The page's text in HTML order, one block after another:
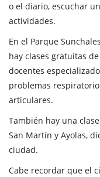
o el diario, escuchar
actividades.
En el Parque
hay clases gratuitas
docentes
problemas
articulares.
También hay una
San Martín y Ayolas,
ciudad.
Cabe recordar que el